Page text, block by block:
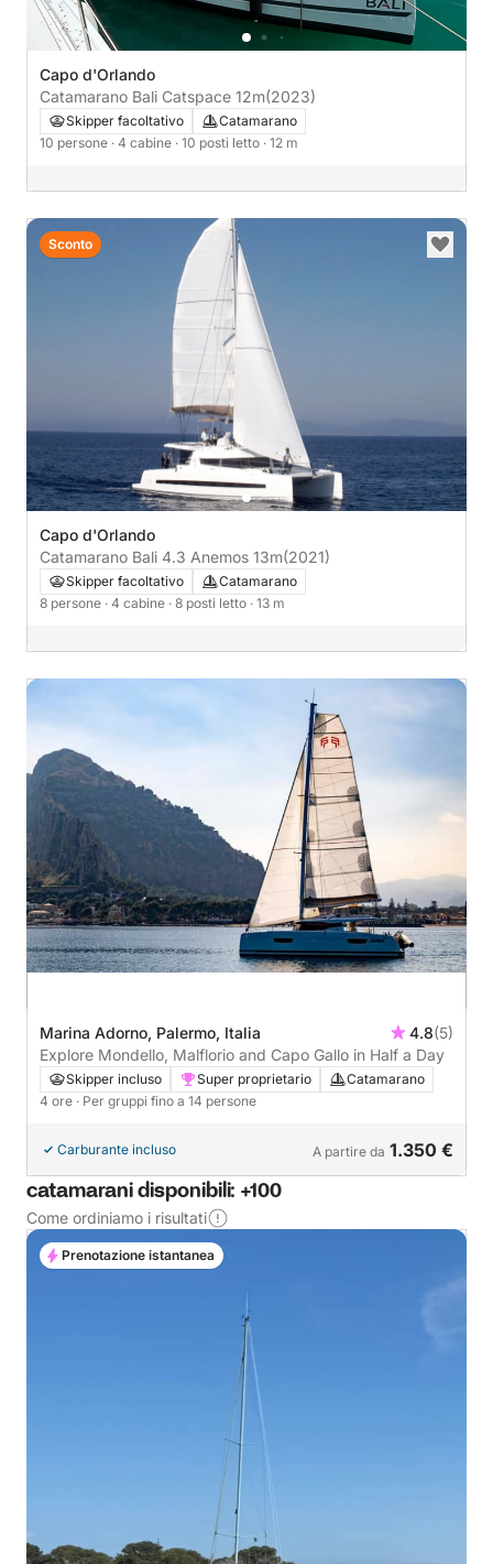
Capo d'Orlando
Catamarano Bali Catspace 12m(2023)
Skipper facoltativo
Catamarano
10 persone · 4 cabine · 10 posti letto · 12 m
Capo d'Orlando
Catamarano Bali 4.3 Anemos 13m(2021)
Skipper facoltativo
Catamarano
8 persone · 4 cabine · 8 posti letto · 13 m
Sconto
Marina Adorno, Palermo, Italia 4.8(5)
Explore Mondello, Malflorio and Capo Gallo in Half a Day
Skipper incluso Super proprietario
Catamarano
4 ore · Per gruppi fino a 14 persone
Carburante incluso A partire da 1.350 €
catamarani disponibili: +100
Come ordiniamo i risultati
Prenotazione istantanea